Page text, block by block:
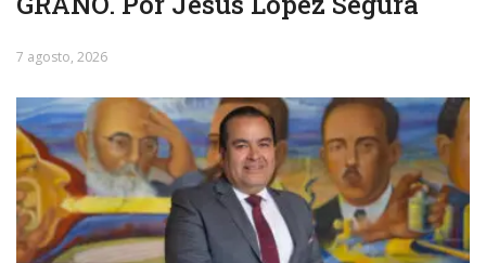
7 agosto, 2026